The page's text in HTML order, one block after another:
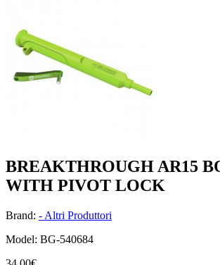
BREAKTHROUGH AR15
WITH PIVOT LOCK
Brand: - Altri Produttori
Model: BG-540684